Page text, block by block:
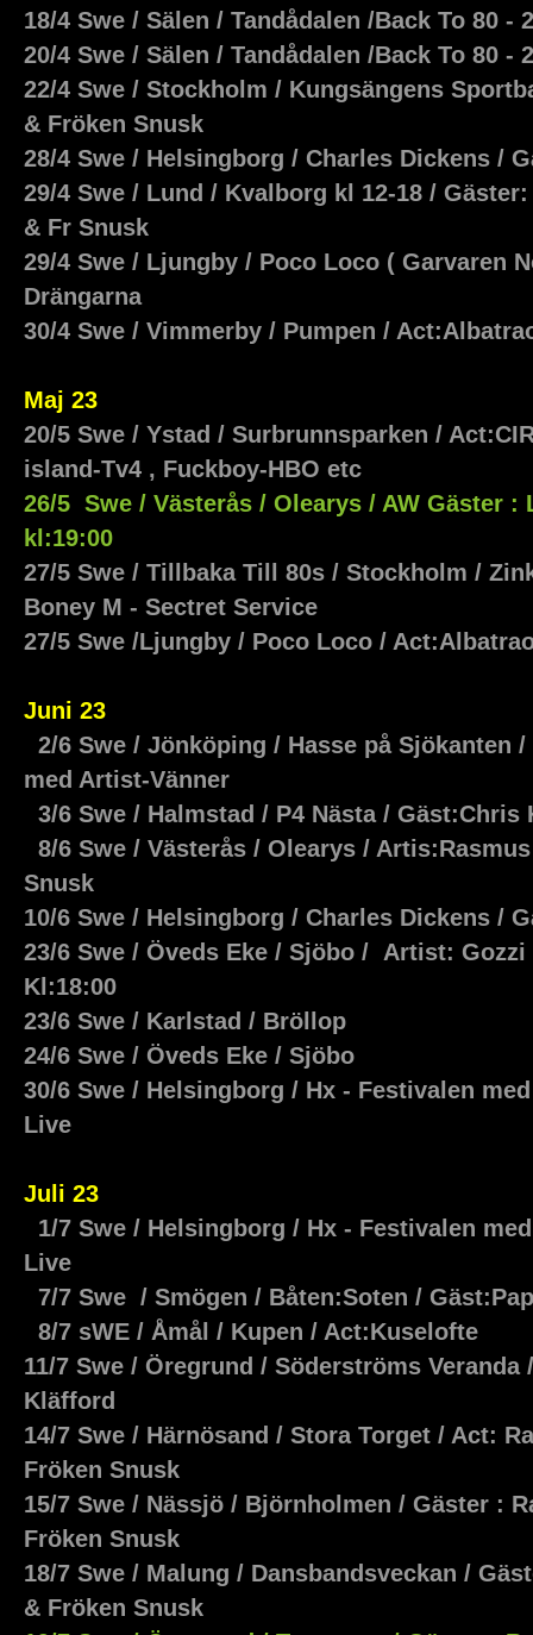
18/4 Swe / Sälen / Tandådalen /Back To 80 -
20/4 Swe / Sälen / Tandådalen /Back To 80 -
22/4 Swe / Stockholm / Kungsängens
& Fröken Snusk
28/4 Swe / Helsingborg / Charles Dickens /
29/4 Swe / Lund / Kvalborg kl 12-18 /
& Fr Snusk
29/4 Swe / Ljungby / Poco Loco ( Garvaren
Drängarna
30/4 Swe / Vimmerby / Pumpen /
Maj 23
20/5 Swe / Ystad / Surbrunnsparken /
island-Tv4 , Fuckboy-HBO etc
26/5 Swe / Västerås / Olearys / AW Gäster :
kl:19:00
27/5 Swe / Tillbaka Till 80s / Stockholm /
Boney M - Sectret Service
27/5 Swe /Ljungby / Poco Loco /
Juni 23
2/6 Swe / Jönköping / Hasse på Sjökanten
med Artist-Vänner
3/6 Swe / Halmstad / P4 Nästa /
8/6 Swe / Västerås / Olearys /
Snusk
10/6 Swe / Helsingborg / Charles Dickens /
23/6 Swe / Öveds Eke / Sjöbo / Artist: Gozzi
Kl:18:00
23/6 Swe / Karlstad / Bröllop
24/6 Swe / Öveds Eke / Sjöbo
30/6 Swe / Helsingborg / Hx - Festivalen
Live
Juli 23
1/7 Swe / Helsingborg / Hx - Festivalen
Live
7/7 Swe / Smögen / Båten:Soten /
8/7 sWE / Åmål / Kupen / Act:Kuselofte
11/7 Swe / Öregrund / Söderströms Veranda
Kläfford
14/7 Swe / Härnösand / Stora Torget / Act:
Fröken Snusk
15/7 Swe / Nässjö / Björnholmen / Gäster :
Fröken Snusk
18/7 Swe / Malung / Dansbandsveckan /
& Fröken Snusk